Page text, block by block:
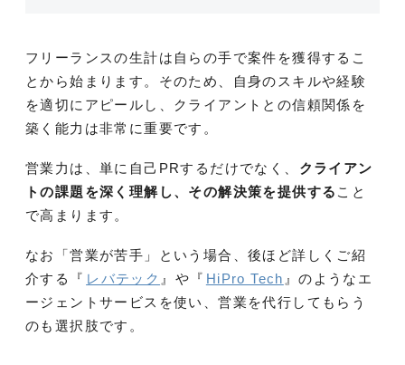
フリーランスの生計は自らの手で案件を獲得するこ
とから始まります。そのため、自身のスキルや経験
を適切にアピールし、クライアントとの信頼関係を
築く能力は非常に重要です。
営業力は、単に自己PRするだけでなく、 クライアン
トの課題を深く理解し、その解決策を提供する こと
で高まります。
なお「営業が苦手」という場合、後ほど詳しくご紹
介する『 レバテック 』や『 HiPro Tech 』のようなエ
ージェントサービスを使い、営業を代行してもらう
のも選択肢です。